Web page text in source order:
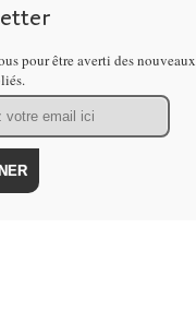
pour être averti des nouveaux